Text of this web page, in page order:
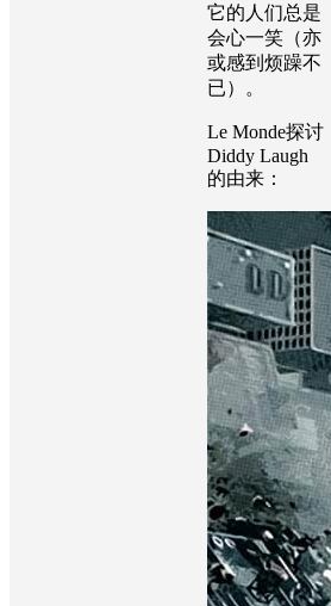
它的人们总是
会心一笑（亦
或感到烦躁不
已）。
Le Monde探讨
Diddy Laugh
的由来：